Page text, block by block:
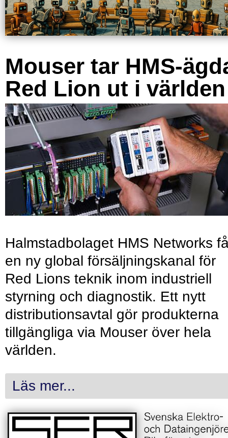
Mouser tar HMS-
Red Lion ut i världen
Halmstadbolaget HMS Networks
en ny global försäljningskanal för
Red Lions teknik inom industriell
styrning och diagnostik. Ett nytt
distributionsavtal gör produkterna
tillgängliga via Mouser över hela
världen.
Läs mer...